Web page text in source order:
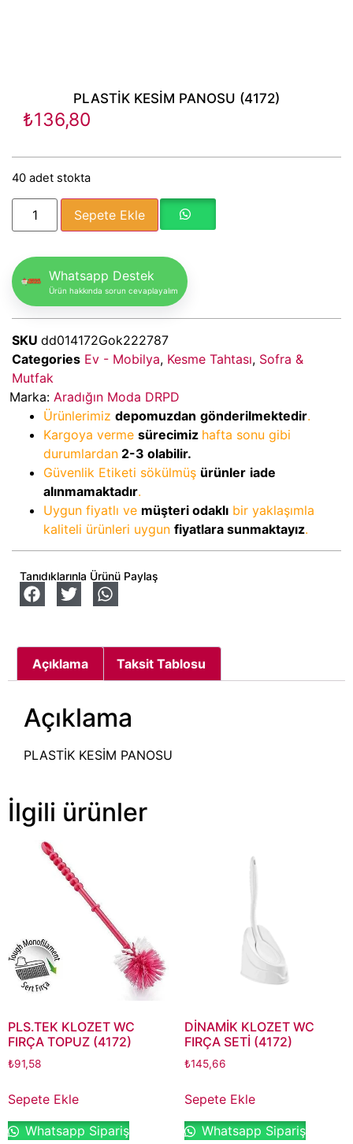
PLASTİK KESİM PANOSU (4172)
₺136,80
40 adet stokta
Sepete Ekle
Whatsapp Destek
Ürün hakkında sorun cevaplayalım
SKU dd014172Gok222787
Categories Ev - Mobilya, Kesme Tahtası, Sofra &
Mutfak
Marka: Aradığın Moda DRPD
Ürünlerimiz depomuzdan gönderilmektedir.
Kargoya verme sürecimiz hafta sonu gibi
durumlardan 2-3 olabilir.
Güvenlik Etiketi sökülmüş ürünler iade
alınmamaktadır.
Uygun fiyatlı ve müşteri odaklı bir yaklaşımla
kaliteli ürünleri uygun fiyatlara sunmaktayız.
Tanıdıklarınla Ürünü Paylaş
Açıklama Taksit Tablosu
Açıklama
PLASTİK KESİM PANOSU
İlgili ürünler
PLS.TEK KLOZET WC
FIRÇA TOPUZ (4172)
₺91,58
Sepete Ekle
Whatsapp Sipariş
DİNAMİK KLOZET WC
FIRÇA SETİ (4172)
₺145,66
Sepete Ekle
Whatsapp Sipariş